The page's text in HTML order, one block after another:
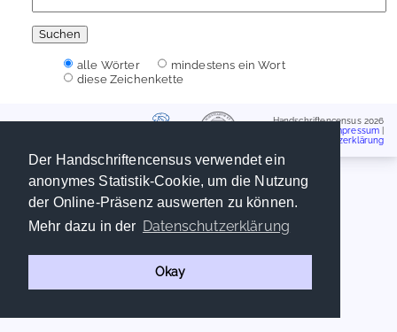
Der Handschriftencensus verwendet ein
anonymes Statistik-Cookie, um die Nutzung
der Online-Präsenz auswerten zu können.
Mehr dazu in der Datenschutzerklärung
Okay
alle Wörter
mindestens ein Wort
diese Zeichenkette
Handschriftencensus 2026
Impressum
Datenschutzerklärung